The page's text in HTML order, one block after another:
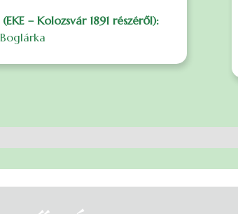
– Kolozsvár 1891 részéről):